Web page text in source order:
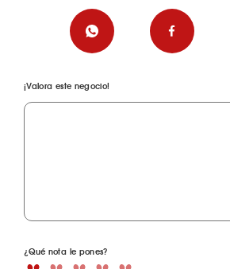
¡Valora este negocio!
¿Qué nota le pones?